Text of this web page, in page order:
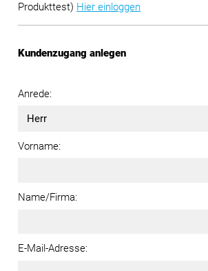
Produkttest) Hier einloggen
Kundenzugang anlegen
Anrede:
Vorname:
Name/Firma:
E-Mail-Adresse: